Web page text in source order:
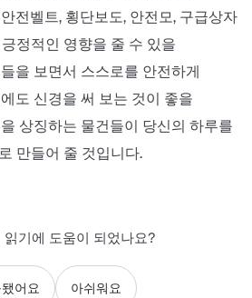
전벨트, 횡단보도, 안전모, 구급상자
정적인 영향을 줄 수 있을
을 보면서 스스로를 안전하게
도 신경을 써 보는 것이 좋을
상징하는 물건들이 당신의 하루를
만들어 줄 것입니다.
읽기에 도움이 되었나요?
어요 아쉬워요